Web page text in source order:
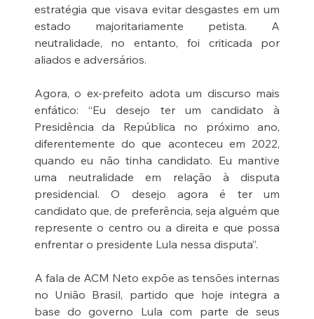
estratégia que visava evitar desgastes em um
estado majoritariamente petista. A
neutralidade, no entanto, foi criticada por
aliados e adversários.
Agora, o ex-prefeito adota um discurso mais
enfático: “Eu desejo ter um candidato à
Presidência da República no próximo ano,
diferentemente do que aconteceu em 2022,
quando eu não tinha candidato. Eu mantive
uma neutralidade em relação à disputa
presidencial. O desejo agora é ter um
candidato que, de preferência, seja alguém que
represente o centro ou a direita e que possa
enfrentar o presidente Lula nessa disputa”.
A fala de ACM Neto expõe as tensões internas
no União Brasil, partido que hoje integra a
base do governo Lula com parte de seus